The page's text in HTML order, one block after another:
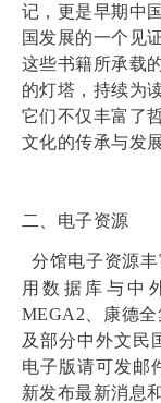
记，更是早期中
国发展的一个见
这些书籍所承载
的灯塔，持续为
它们不仅丰富了
文化的传承与发
二、电子资源
分馆电子资源
用数据库与中
MEGA2、康德
及部分中外文民
电子版请可发邮
新发布最新消息